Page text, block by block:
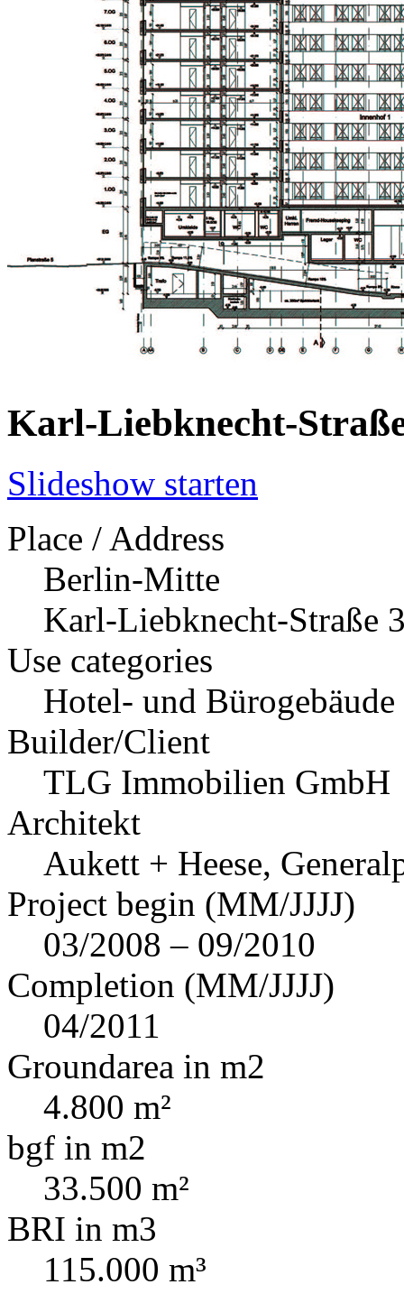
Karl-Liebknecht-
Slideshow starten
Place / Address
Berlin-Mitte
Karl-Liebknecht-Straße
Use categories
Hotel- und Bürogebäude
Builder/Client
TLG Immobilien GmbH
Architekt
Aukett + Heese,
Project begin (MM/JJJJ)
03/2008 – 09/2010
Completion (MM/JJJJ)
04/2011
Groundarea in m2
4.800 m²
bgf in m2
33.500 m²
BRI in m3
115.000 m³